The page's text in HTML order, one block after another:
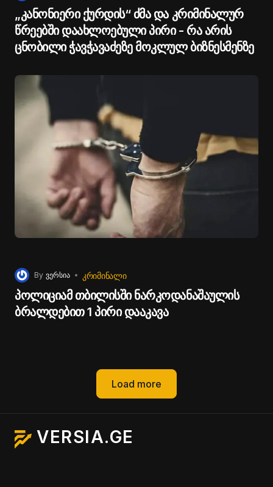
„კანონიერი ქურდის“ ძმა და კრიმინალურ
წრეებში დაახლოებული პირი - რა არის
ცნობილი ჭავჭავაძეზე მოკლულ ბიზნესმენზე
By ვერსია ᲙᲠᲘᲛᲘᲜᲐᲚᲘ
პოლიციამ თბილისში ნარკოდანაშაულის
ბრალდებით 1 პირი დააკავა
Load more
VERSIA.GE